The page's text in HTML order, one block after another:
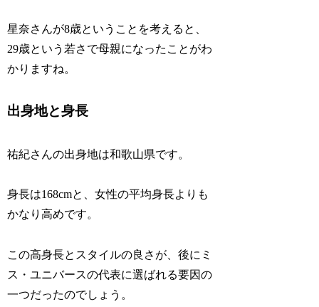
星奈さんが8歳ということを考えると、
29歳という若さで母親になったことがわ
かりますね。
出身地と身長
祐紀さんの出身地は和歌山県です。
身長は168cmと、女性の平均身長よりも
かなり高めです。
この高身長とスタイルの良さが、後にミ
ス・ユニバースの代表に選ばれる要因の
一つだったのでしょう。